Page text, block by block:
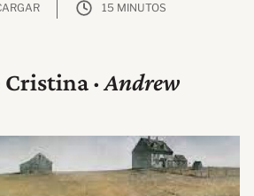
15 MINUTOS
Cristina ·Andrew